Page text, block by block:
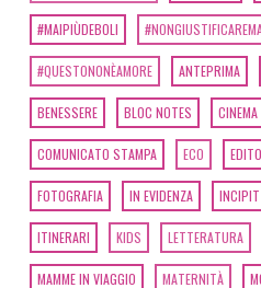
#MAIPIÙDEBOLI
#QUESTONONÈAMORE ANTEPRIMA
BENESSERE BLOC NOTES CINEMA
COMUNICATO STAMPA ECO
FOTOGRAFIA IN EVIDENZA INCIPIT
ITINERARI KIDS LETTERATURA
MAMME IN VIAGGIO MATERNITÀ